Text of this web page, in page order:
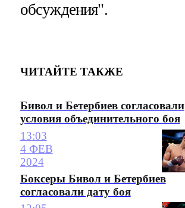
обсуждения".
ЧИТАЙТЕ ТАКЖЕ
Бивол и Бетербиев согласовали
условия объединительного боя
13:03
4 ФЕВ
2024
Боксеры Бивол и Бетербиев
согласовали дату боя